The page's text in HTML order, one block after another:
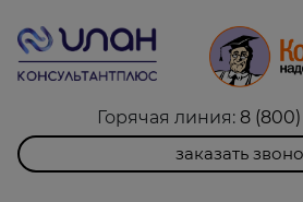
Горячая линия: 8
заказать